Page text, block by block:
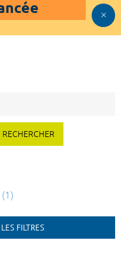
RECHERCHER
(1)
FILTRES